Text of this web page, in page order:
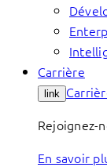
Carrière
link
Rejoignez-
En savoir